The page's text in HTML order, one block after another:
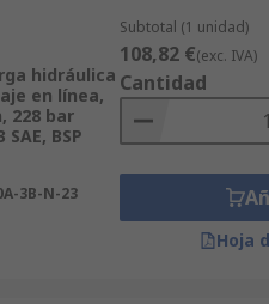
hidráulica
en línea,
228 bar
BSP
3B-N-23
Subtotal (1 unidad)
108,82 €(exc. IVA)
Cantidad
Hoja